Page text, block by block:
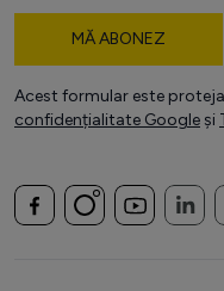
MĂ ABONEZ
Acest formular este
confidențialitate Google și